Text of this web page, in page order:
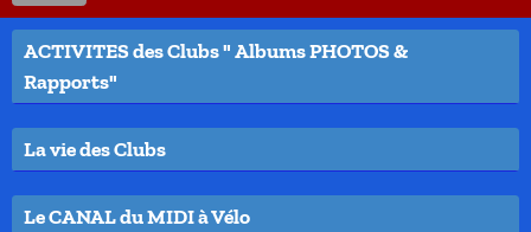
ACTIVITES des Clubs " Albums PHOTOS &
Rapports"
La vie des Clubs
Le CANAL du MIDI à Vélo